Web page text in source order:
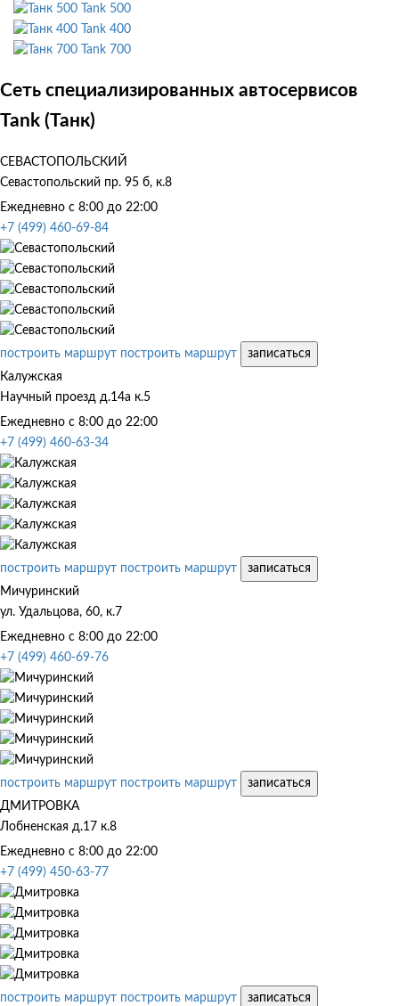
Tank 500
Tank 400
Tank 700
Сеть специализированных автосервисов
Tank (Танк)
СЕВАСТОПОЛЬСКИЙ
Севастопольский пр. 95 б, к.8
Ежедневно с 8:00 до 22:00
+7 (499) 460-69-84
построить маршрут построить маршрут
записаться
Калужская
Научный проезд д.14а к.5
Ежедневно с 8:00 до 22:00
+7 (499) 460-63-34
построить маршрут построить маршрут
записаться
Мичуринский
ул. Удальцова, 60, к.7
Ежедневно с 8:00 до 22:00
+7 (499) 460-69-76
построить маршрут построить маршрут
записаться
ДМИТРОВКА
Лобненская д.17 к.8
Ежедневно с 8:00 до 22:00
+7 (499) 450-63-77
построить маршрут построить маршрут
записаться